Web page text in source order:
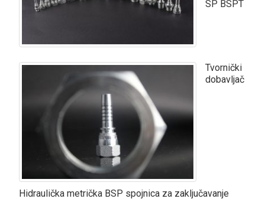
SP BSPT
Tvornički
dobavljač
Hidraulička metrička BSP spojnica za zaključavanje